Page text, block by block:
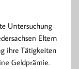
Untersuchung
Eltern
ihre Tätigkeiten
Geldprämie.